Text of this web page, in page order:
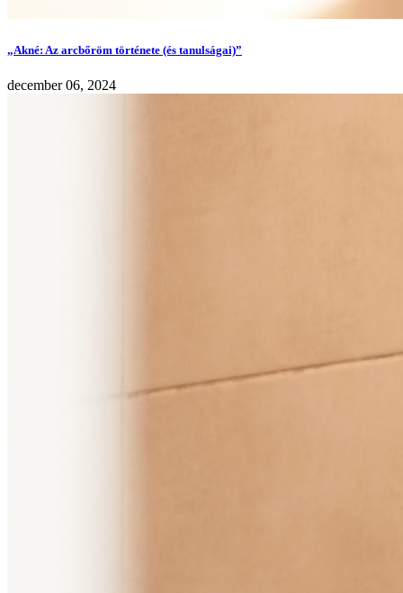
„Akné: Az arcbőröm története (és tanulságai)”
december 06, 2024